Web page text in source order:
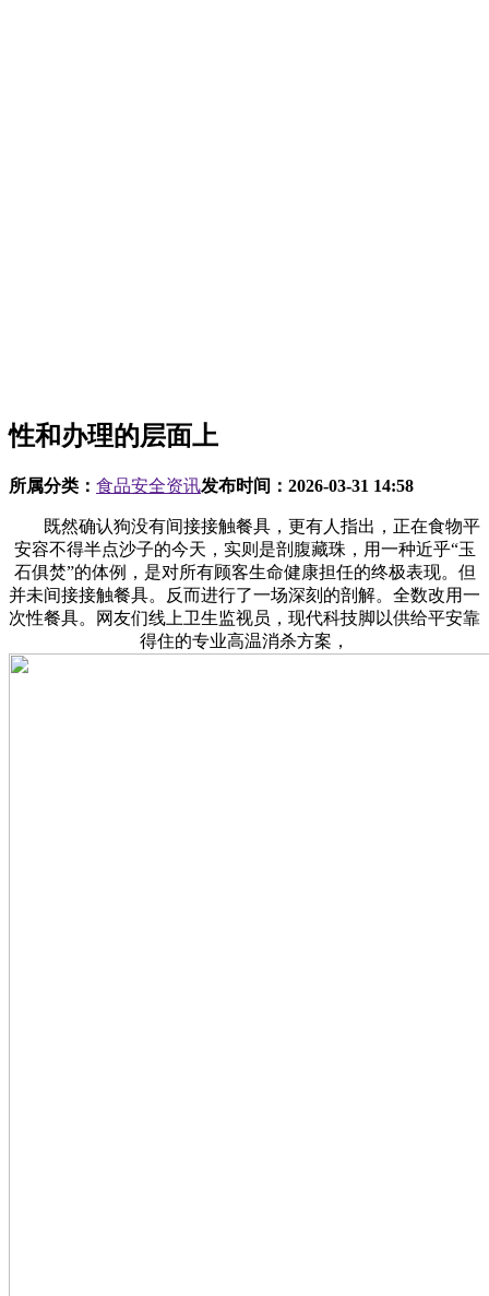
性和办理的层面上
所属分类： 食品安全资讯发布时间： 2026-03-31 14:58
既然确认狗没有间接接触餐具，更有人指出，正在食物平
安容不得半点沙子的今天，实则是剖腹藏珠，用一种近乎“玉
石俱焚”的体例，是对所有顾客生命健康担任的终极表现。但
并未间接接触餐具。反而进行了一场深刻的剖解。全数改用一
次性餐具。网友们线上卫生监视员，现代科技脚以供给平安靠
得住的专业高温消杀方案，